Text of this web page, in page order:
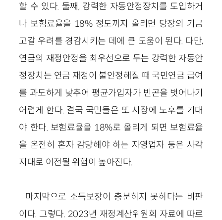
할 수 있다. 둘째, 강력한 자동안정장치를 도입하거
나 보험료율을 18% 정도까지 올리면 당장의 기금
고갈 우려를 경감시키는 데에 큰 도움이 된다. 다만,
연금의 재정안정을 최우선으로 두는 강력한 자동안
정장치는 연금 재정이 불안정해질 때 국민연금 급여
를 과도하게 낮추어 평균가입자가 빈곤을 벗어나기
어렵게 한다. 결국 국민들은 또 시장에 노후를 기대
야 한다. 보험료율을 18%로 올리게 되면 보험료율
을 온전히 혼자 감당해야 하는 자영업자 등은 사각
지대로 이전될 위험이 높아진다.
마지막으로 소득보장이 충분하지 못하다는 비판
이다. 그렇다. 2023년 재정계산위원회 자료에 따르